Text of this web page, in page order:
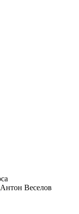
Антон Веселов